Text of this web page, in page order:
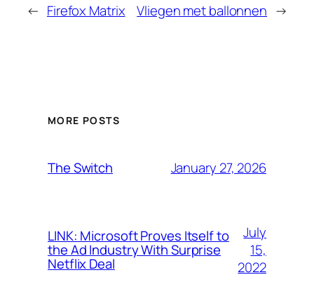
← Firefox Matrix Vliegen met ballonnen →
MORE POSTS
The Switch January 27, 2026
LINK: Microsoft Proves Itself to
the Ad Industry With Surprise
Netflix Deal
July
15,
2022